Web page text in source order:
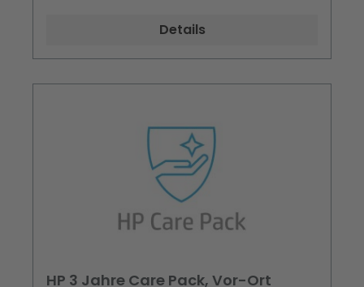
Details
HP 3 Jahre Care Pack, Vor-Ort